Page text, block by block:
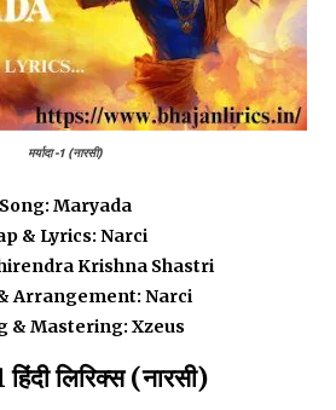
मर्यादा -1 (नारसी)
Song: Maryada
& Lyrics: Narci
Krishna Shastri
Arrangement: Narci
& Mastering: Xzeus
हिंदी लिरिक्स (नारसी)